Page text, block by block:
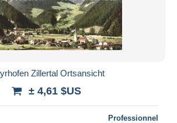
Zillertal Ortsansicht
± 4,61 $US
Professionnel